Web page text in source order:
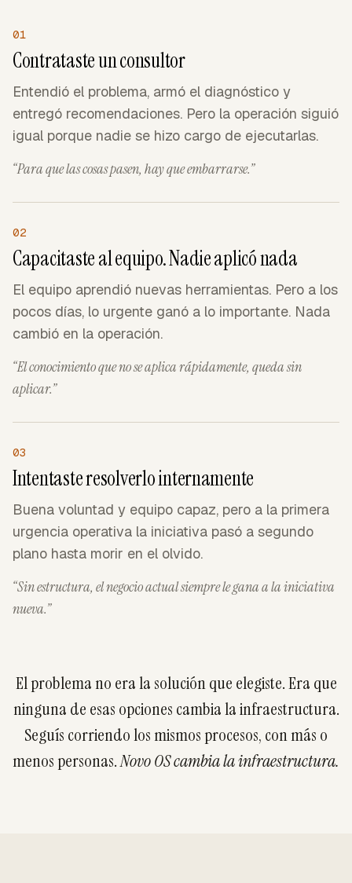
01
Contrataste un consultor
Entendió el problema, armó el diagnóstico y
entregó recomendaciones. Pero la operación siguió
igual porque nadie se hizo cargo de ejecutarlas.
“Para que las cosas pasen, hay que embarrarse.”
02
Capacitaste al equipo. Nadie aplicó nada
El equipo aprendió nuevas herramientas. Pero a los
pocos días, lo urgente ganó a lo importante. Nada
cambió en la operación.
“El conocimiento que no se aplica rápidamente, queda sin
aplicar.”
03
Intentaste resolverlo internamente
Buena voluntad y equipo capaz, pero a la primera
urgencia operativa la iniciativa pasó a segundo
plano hasta morir en el olvido.
“Sin estructura, el negocio actual siempre le gana a la iniciativa
nueva.”
El problema no era la solución que elegiste. Era que
ninguna de esas opciones cambia la infraestructura.
Seguís corriendo los mismos procesos, con más o
menos personas.Novo OS cambia la infraestructura.